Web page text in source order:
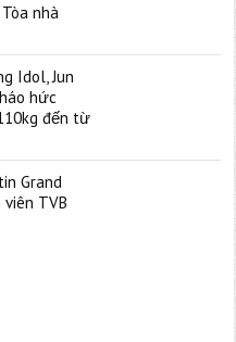
nhà
Idol, Jun
hức
đến từ
Grand
TVB